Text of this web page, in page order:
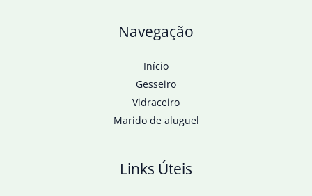
Navegação
Início
Gesseiro
Vidraceiro
Marido de aluguel
Links Úteis